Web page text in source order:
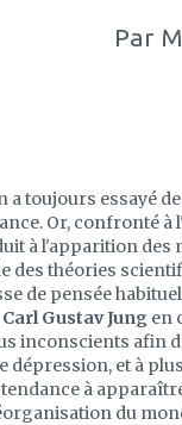
Par
a toujours essayé
Or, confronté
à l'apparition
des théories
de pensée
Carl Gustav Jung en
inconscients afin
dépression, et à
à
du